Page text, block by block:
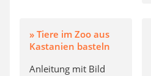
» Tiere im Zoo aus
Kastanien basteln
Anleitung mit Bild